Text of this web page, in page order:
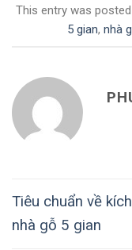
This entry was
5 gian, nhà
Tiêu chuẩn về
nhà gỗ 5 gian